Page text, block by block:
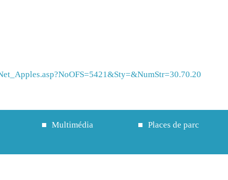
Multimédia
Places de parc